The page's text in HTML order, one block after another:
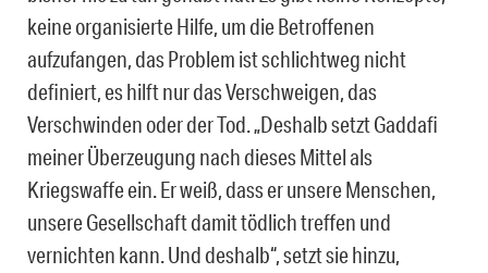
keine organisierte Hilfe, um die Betroffenen
aufzufangen, das Problem ist schlichtweg nicht
definiert, es hilft nur das Verschweigen, das
Verschwinden oder der Tod. „Deshalb setzt Gaddafi
meiner Überzeugung nach dieses Mittel als
Kriegswaffe ein. Er weiß, dass er unsere Menschen,
unsere Gesellschaft damit tödlich treffen und
vernichten kann. Und deshalb“, setzt sie hinzu,